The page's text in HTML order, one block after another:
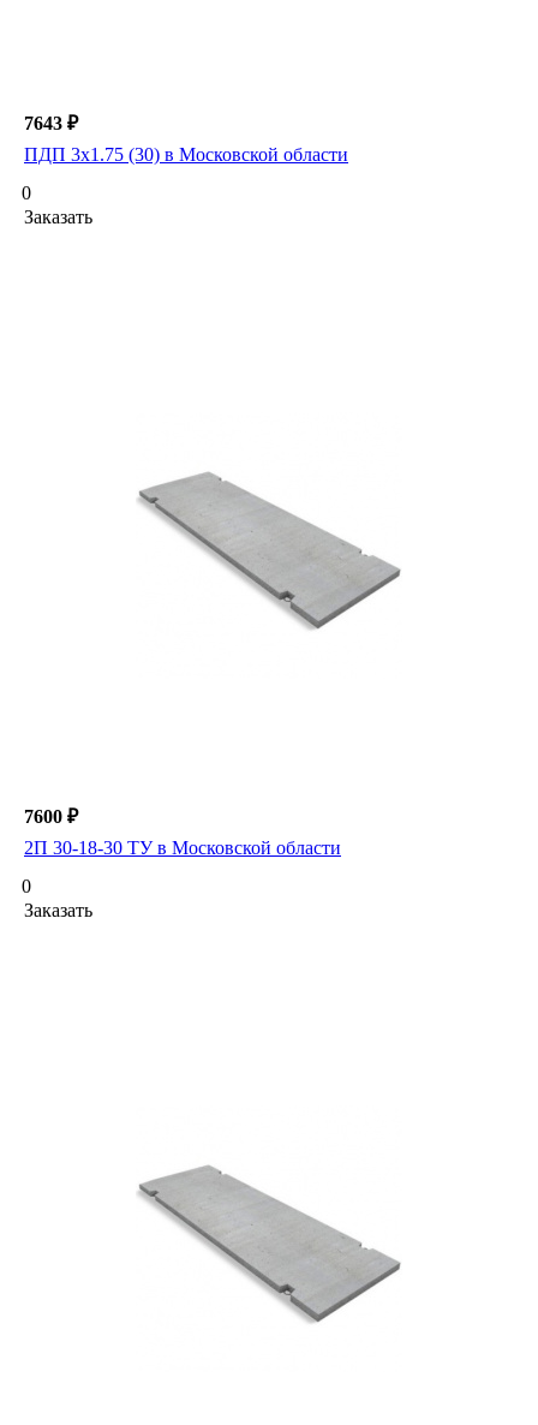
7643 ₽
ПДП 3х1.75 (30) в Московской области
0
Заказать
7600 ₽
2П 30-18-30 ТУ в Московской области
0
Заказать